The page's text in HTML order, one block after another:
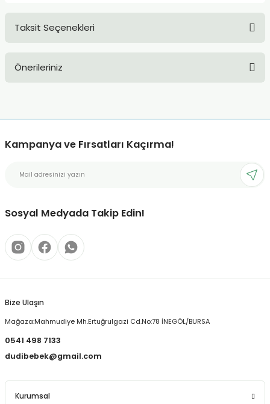
Taksit Seçenekleri
Önerileriniz
kullanarak tarafımıza iletebilirsiniz.
Ürün açıklamasında eksik bilgiler bulunuyor.
Ürün fiyatı diğer sitelerden daha pahalı.
Kampanya ve Fırsatları Kaçırma!
Sosyal Medyada Takip Edin!
Bize Ulaşın
Mağaza:Mahmudiye Mh.Ertuğrulgazi Cd.No:78 İNEGÖL/BURSA
0541 498 7133
dudibebek@gmail.com
Kurumsal